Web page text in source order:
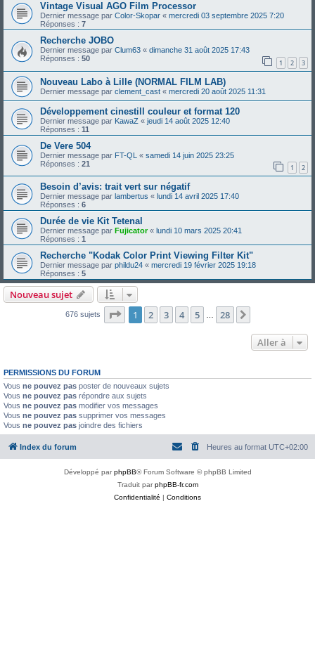
Vintage Visual AGO Film Processor
Dernier message par Color-Skopar « mercredi 03 septembre 2025 7:20
Réponses : 7
Recherche JOBO
Dernier message par Clum63 « dimanche 31 août 2025 17:43
Réponses : 50 1 2 3
Nouveau Labo à Lille (NORMAL FILM LAB)
Dernier message par clement_cast « mercredi 20 août 2025 11:31
Développement cinestill couleur et format 120
Dernier message par KawaZ « jeudi 14 août 2025 12:40
Réponses : 11
De Vere 504
Dernier message par FT-QL « samedi 14 juin 2025 23:25
Réponses : 21 1 2
Besoin d’avis: trait vert sur négatif
Dernier message par lambertus « lundi 14 avril 2025 17:40
Réponses : 6
Durée de vie Kit Tetenal
Dernier message par Fujicator« lundi 10 mars 2025 20:41
Réponses : 1
Recherche "Kodak Color Print Viewing Filter Kit"
Dernier message par phildu24 « mercredi 19 février 2025 19:18
Réponses : 5
Nouveau sujet
676 sujets Page 1sur28
1 2 3 4 5 … 28
Aller à
PERMISSIONS DU FORUM
Vous ne pouvez pas poster de nouveaux sujets
Vous ne pouvez pas répondre aux sujets
Vous ne pouvez pas modifier vos messages
Vous ne pouvez pas supprimer vos messages
Vous ne pouvez pas joindre des fichiers
Index du forum Heures au format UTC+02:00
Développé parphpBB® Forum Software © phpBB Limited
Traduit parphpBB-fr.com
Confidentialité | Conditions